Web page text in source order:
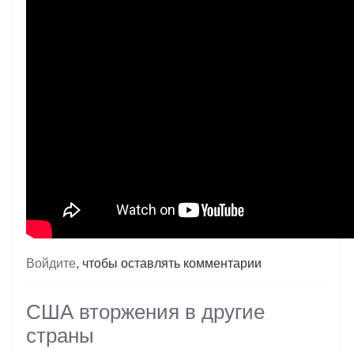
Войдите, чтобы оставлять комментарии
США вторжения в другие
страны